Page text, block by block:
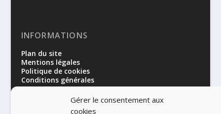
Gérer le consentement aux
cookies
INFORMATIONS
Plan du site
Mentions légales
Politique de cookies
Conditions générales